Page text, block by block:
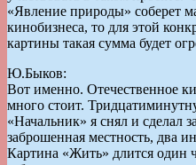
«Явление природы» соберет
кинобизнеса, то для этой
картины такая сумма будет
Ю.Быков:
Вот именно. Отечественное
много стоит.
«Начальник» я снял и сделал
заброшенная местность, два
Картина «Жить» длится один